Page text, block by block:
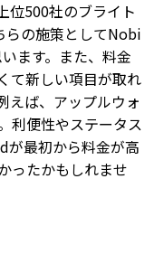
位500社のブライト
らの施策としてNobi
ます。また、料金
て新しい項目が取れ
えば、アップルウォ
利便性やステータス
が最初から料金が高
ったかもしれませ